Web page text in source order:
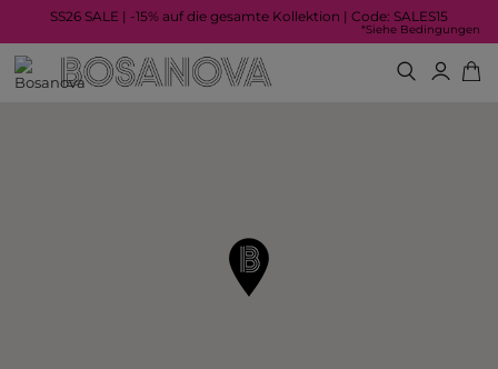
SS26 SALE | -15% auf die gesamte Kollektion | Code: SALES15
*Siehe Bedingungen